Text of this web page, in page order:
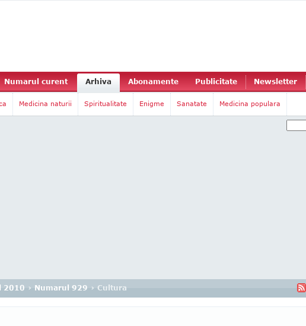
Numarul curent Arhiva Abonamente Publicitate Newsletter
Medicina naturii Spiritualitate Enigme Sanatate Medicina populara
2010 › Numarul 929 › Cultura